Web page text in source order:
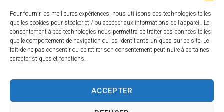
Pour fournir les meilleures expériences, nous utilisons des technologies telles
que les cookies pour stocker et / ou accéder aux informations de l’appareil. Le
consentement à ces technologies nous permettra de traiter des données telles
que le comportement de navigation ou les identifiants uniques sur ce site. Le
fait de ne pas consentir ou de retirer son consentement peut nuire à certaines
caractéristiques et fonctions.
ACCEPTER
Liberté
CS 80210
24200 Sarlat-La
Canéda
Contacter
De 8h30 à 17h
Fermé le samedi
et dimanche